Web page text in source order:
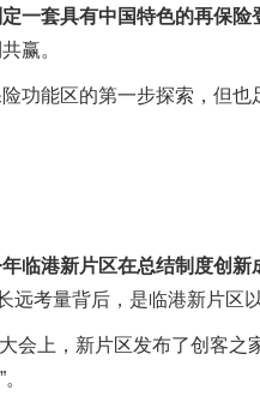
一套具有中国特色的再保险
赢。
功能区的第一步探索，但
临港新片区在总结制度创
远考量背后，是临港新片区
会上，新片区发布了创客之